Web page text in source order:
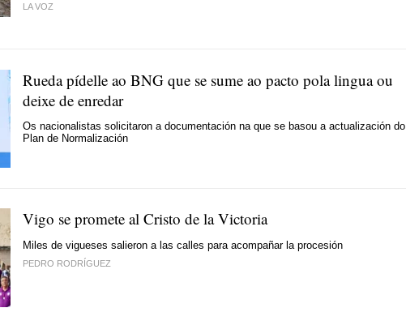
LA VOZ
Rueda pídelle ao BNG que se sume ao pacto pola lingua ou
deixe de enredar
Os nacionalistas solicitaron a documentación na que se basou a actualización do
Plan de Normalización
Vigo se promete al Cristo de la Victoria
Miles de vigueses salieron a las calles para acompañar la procesión
PEDRO RODRÍGUEZ